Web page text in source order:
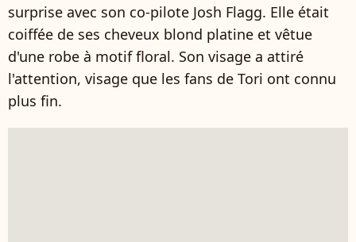
surprise avec son co-pilote Josh Flagg. Elle était
coiffée de ses cheveux blond platine et vêtue
d'une robe à motif floral. Son visage a attiré
l'attention, visage que les fans de Tori ont connu
plus fin.